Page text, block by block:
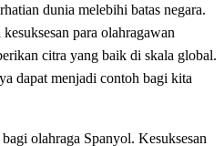
dunia melebihi batas negara.
para olahragawan
citra yang baik di skala global.
dapat menjadi contoh bagi kita
olahraga Spanyol. Kesuksesan